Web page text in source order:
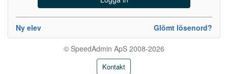
Ny elev Glömt lösenord?
© SpeedAdmin ApS 2008-2026
Kontakt